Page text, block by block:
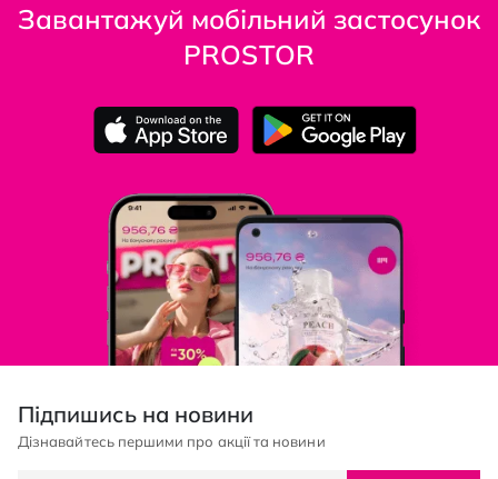
Завантажуй мобільний застосунок
PROSTOR
Підпишись на новини
Дізнавайтесь першими про акції та новини